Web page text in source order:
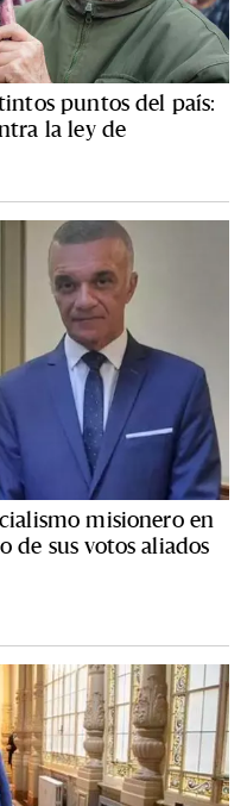
puntos del país:
la ley de
misionero en
de sus votos aliados